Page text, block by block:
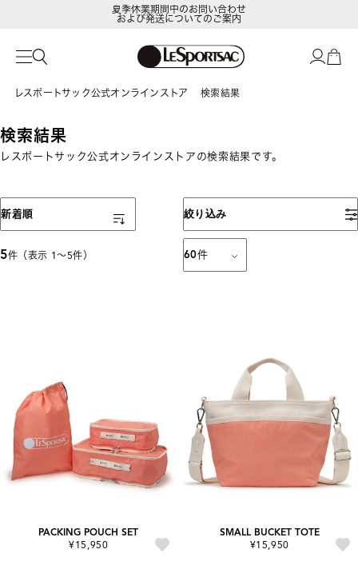
夏季休業期間中のお問い合わせ
および発送についてのご案内
レスポートサック公式オンラインストア 検索結果
検索結果
レスポートサック公式オンラインストアの検索結果です。
絞り込み
5件（表示 1〜5件） 60件
表示順
新着順
PACKING POUCH SET
¥15,950
SMALL BUCKET TOTE
¥15,950